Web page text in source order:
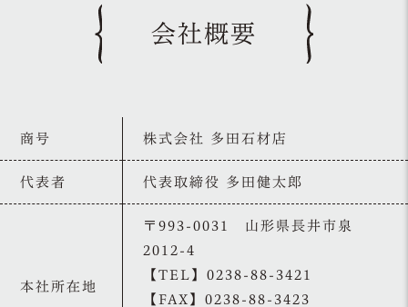
会社概要
商号 株式会社 多田石材店
代表者 代表取締役 多田健太郎
本社所在地
〒993-0031 山形県長井市泉
2012-4
【TEL】0238-88-3421
【FAX】0238-88-3423